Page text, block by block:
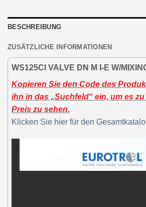
BESCHREIBUNG
ZUSÄTZLICHE INFORMATIONEN
WS125CI VALVE DN M I-E W/
Kopieren Sie den Code des
ihn in das „Suchfeld“ ein, um es
Preis zu sehen.
Klicken Sie hier für den